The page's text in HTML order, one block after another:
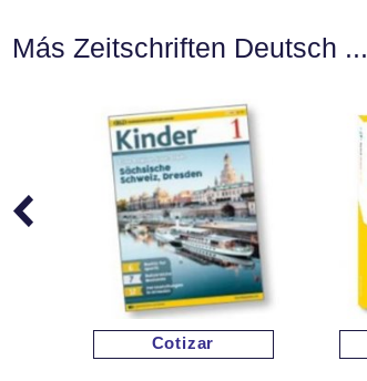
Más Zeitschriften Deutsch ...
Cotizar